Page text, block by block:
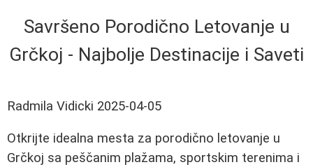
Savršeno Porodično Letovanje u
Grčkoj - Najbolje Destinacije i Saveti
Radmila Vidicki 2025-04-05
Otkrijte idealna mesta za porodično letovanje u
Grčkoj sa peščanim plažama, sportskim terenima i